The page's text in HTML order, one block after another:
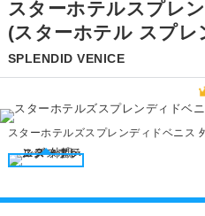
スターホテルスプレ
(スターホテル スプ
SPLENDID VENICE
スターホテルズスプレンディドベニス